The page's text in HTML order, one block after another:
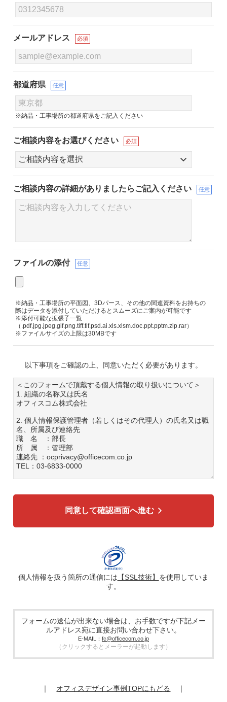
メールアドレス 必須
都道府県 任意
※納品・工事場所の都道府県をご記入ください
ご相談内容をお選びください 必須
ご相談内容の詳細がありましたらご記入ください 任意
ファイルの添付 任意
※納品・工事場所の平面図、3Dパース、その他の関連資料をお持ちの
際はデータを添付していただけるとスムーズにご案内が可能です
※添付可能な拡張子一覧
（.pdf.jpg.jpeg.gif.png.tiff.tif.psd.ai.xls.xlsm.doc.ppt.pptm.zip.rar）
※ファイルサイズの上限は30MBです
以下事項をご確認の上、同意いただく必要があります。
＜このフォームで頂戴する個人情報の取り扱いについて＞
1. 組織の名称又は氏名
オフィスコム株式会社
2. 個人情報保護管理者（若しくはその代理人）の氏名又は職
名、所属及び連絡先
職 名 ：部長
所 属 ：管理部
連絡先 ：ocprivacy@officecom.co.jp
TEL：03-6833-0000
各種お問い合わせ対応のため
広告配信の効率化、マーケティング活動などのために、氏
を、ハッシュ化などの適切なセキュリティ対策を施した上
で、広告配信サービス提供事業者に提供する場合がありま
す。提供した個人情報は、広告配信サービス提供事業者のプ
ライバシーポリシーに基づき取り扱われます。
5. 個人情報の取り扱い業務の委託
場合があります。その際、弊社は、個人情報を適切に保護で
きる管理体制を敷き実行していることを条件として委託先を
厳選したうえで、機密保持契約を委託先と締結し、お客様の
個人情報を厳密に管理させます。
提供記録の開示を請求することができます。
同意して確認画面へ進む
個人情報を扱う箇所の通信には 【SSL技術】 を使用していま
す。
フォームの送信が出来ない場合は、お手数ですが下記メー
ルアドレス宛に直接お問い合わせ下さい。
E-MAIL： fc@officecom.co.jp
（クリックするとメーラーが起動します）
｜ オフィスデザイン事例TOPにもどる ｜